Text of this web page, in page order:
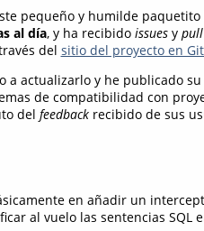
pequeño y humilde paquetito
al día, y ha recibido issuesy
del sitio del proyecto en
actualizarlo y he publicado su
de compatibilidad con
del feedbackrecibido de sus
en añadir un
al vuelo las sentencias SQL